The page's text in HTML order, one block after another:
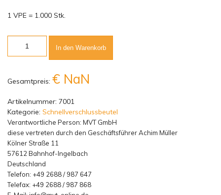
1 VPE = 1.000 Stk.
In den Warenkorb
Gesamtpreis: € NaN
Artikelnummer: 7001
Kategorie: Schnellverschlussbeutel
Verantwortliche Person: MVT GmbH
diese vertreten durch den Geschäftsführer Achim Müller
Kölner Straße 11
57612 Bahnhof-Ingelbach
Deutschland
Telefon: +49 2688 / 987 647
Telefax: +49 2688 / 987 868